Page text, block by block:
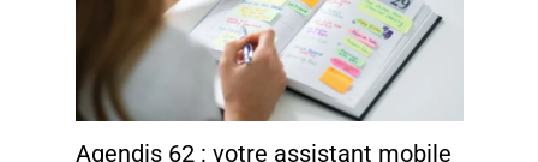
Agendis 62 : votre assistant mobile